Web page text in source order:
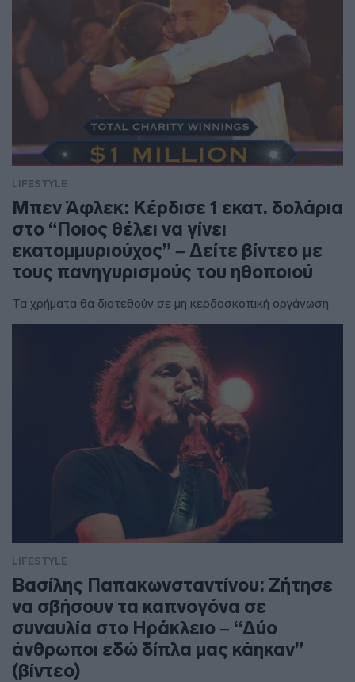
LIFESTYLE
Μπεν Άφλεκ: Κέρδισε 1 εκατ. δολάρια
στο “Ποιος θέλει να γίνει
εκατομμυριούχος” – Δείτε βίντεο με
τους πανηγυρισμούς του ηθοποιού
Τα χρήματα θα διατεθούν σε μη κερδοσκοπική οργάνωση
LIFESTYLE
Βασίλης Παπακωνσταντίνου: Ζήτησε
να σβήσουν τα καπνογόνα σε
συναυλία στο Ηράκλειο – “Δύο
άνθρωποι εδώ δίπλα μας κάηκαν”
(βίντεο)